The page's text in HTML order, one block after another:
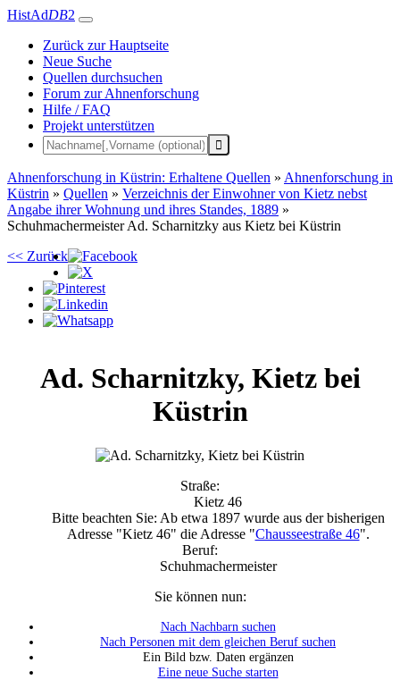
HistAdDB2
Zurück zur Hauptseite
Neue Suche
Quellen durchsuchen
Forum zur Ahnenforschung
Hilfe / FAQ
Projekt unterstützen
Ahnenforschung in Küstrin: Erhaltene Quellen » Ahnenforschung in
Küstrin » Quellen » Verzeichnis der Einwohner von Kietz nebst
Angabe ihrer Wohnung und ihres Standes, 1889 »
Schuhmachermeister Ad. Scharnitzky aus Kietz bei Küstrin
<< Zurück
Ad. Scharnitzky, Kietz bei
Küstrin
Straße:
Kietz 46
Bitte beachten Sie: Ab etwa 1897 wurde aus der bisherigen
Adresse "Kietz 46" die Adresse "Chausseestraße 46".
Beruf:
Schuhmachermeister
Sie können nun:
Nach Nachbarn suchen
Nach Personen mit dem gleichen Beruf suchen
Ein Bild bzw. Daten ergänzen
Eine neue Suche starten